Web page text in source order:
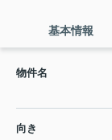
基本情報
物件名
向き